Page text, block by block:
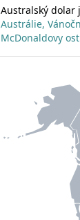
Australský dolar
Austrálie,
McDonaldovy